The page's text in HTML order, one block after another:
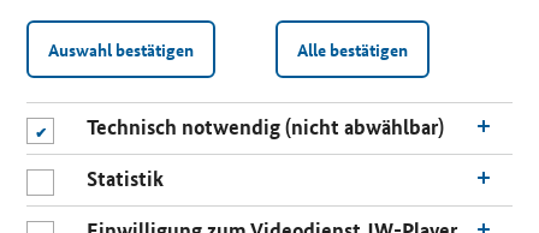
Auswahl bestätigen Alle bestätigen
Technisch notwendig (nicht abwählbar)
Statistik